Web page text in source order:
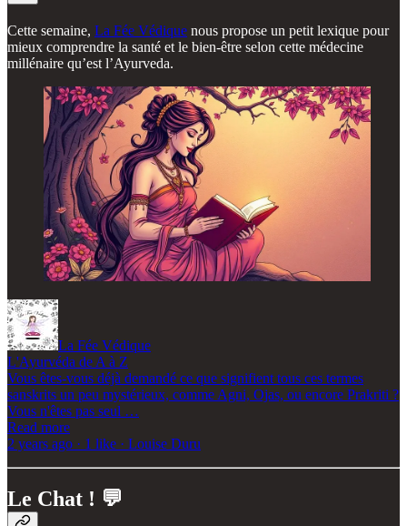
Cette semaine, La Fée Védique nous propose un petit lexique pour
mieux comprendre la santé et le bien-être selon cette médecine
millénaire qu’est l’Ayurveda.
La Fée Védique
L'Ayurvéda de A à Z
Vous êtes-vous déjà demandé ce que signifient tous ces termes
sanskrits un peu mystérieux, comme Agni, Ojas, ou encore Prakriti ?
Vous n'êtes pas seul …
Read more
2 years ago · 1 like · Louise Duru
Le Chat ! 💬